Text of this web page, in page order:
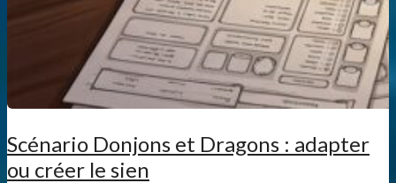
Scénario Donjons et Dragons : adapter
ou créer le sien